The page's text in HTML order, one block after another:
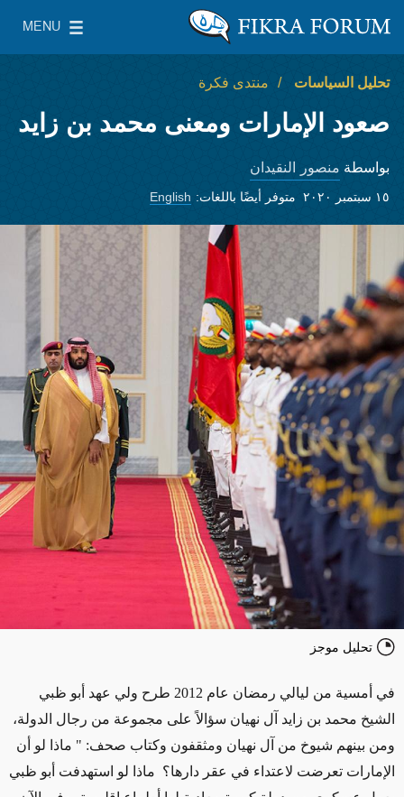
معهد واشنطن لسياسات الشرق الأدنى
MENU
Main Menu
تحليل السياسات منتدى فكرة
صعود الإمارات ومعنى محمد بن زايد
بواسطة منصور النقيدان
١٥ سبتمبر ٢٠٢٠ متوفر أيضًا باللغات: English
تحليل موجز
في أمسية من ليالي رمضان عام 2012 طرح ولي عهد أبو ظبي
الشيخ محمد بن زايد آل نهيان سؤالاً على مجموعة من رجال الدولة،
ومن بينهم شيوخ من آل نهيان ومثقفون وكتاب صحف: " ماذا لو أن
الإمارات تعرضت لاعتداء في عقر دارها؟ ماذا لو استهدفت أبو ظبي